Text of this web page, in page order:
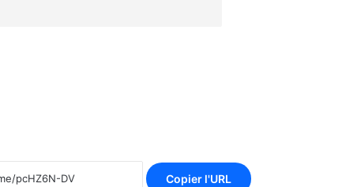
Copier l'URL